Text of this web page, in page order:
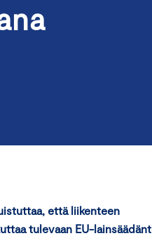
että liikenteen
tulevaan EU-